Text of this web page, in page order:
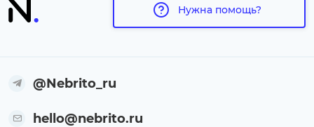
Нужна помощь?
@Nebrito_ru
hello@nebrito.ru